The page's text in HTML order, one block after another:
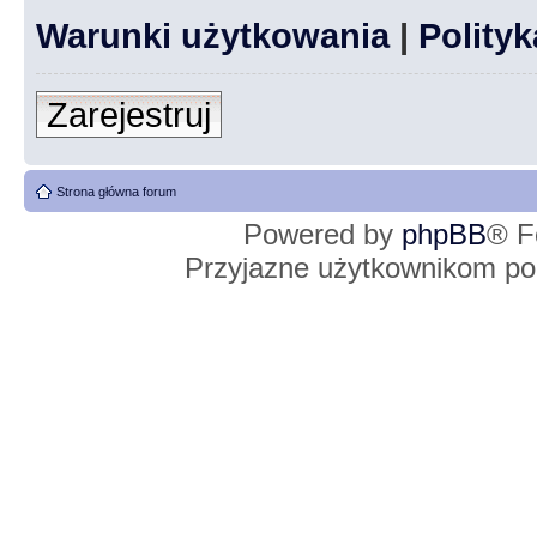
Warunki użytkowania|
Zarejestruj
Strona główna forum
Powered by phpBB®
Przyjazne użytkownikom